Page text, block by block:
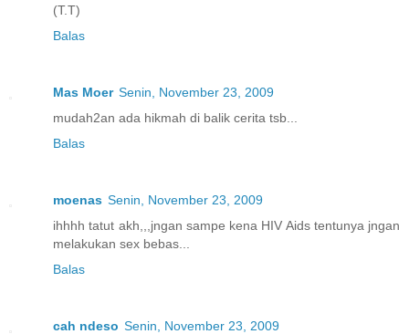
(T.T)
Balas
Mas Moer Senin, November 23, 2009
mudah2an ada hikmah di balik cerita tsb...
Balas
moenas Senin, November 23, 2009
ihhhh tatut akh,,,jngan sampe kena HIV Aids tentunya jngan
melakukan sex bebas...
Balas
cah ndeso Senin, November 23, 2009